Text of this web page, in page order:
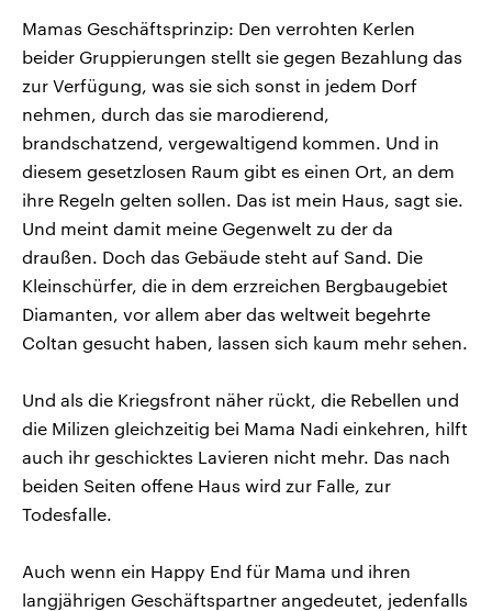
Mamas Geschäftsprinzip: Den verrohten Kerlen
beider Gruppierungen stellt sie gegen Bezahlung das
zur Verfügung, was sie sich sonst in jedem Dorf
nehmen, durch das sie marodierend,
brandschatzend, vergewaltigend kommen. Und in
diesem gesetzlosen Raum gibt es einen Ort, an dem
ihre Regeln gelten sollen. Das ist mein Haus, sagt sie.
Und meint damit meine Gegenwelt zu der da
draußen. Doch das Gebäude steht auf Sand. Die
Kleinschürfer, die in dem erzreichen Bergbaugebiet
Diamanten, vor allem aber das weltweit begehrte
Coltan gesucht haben, lassen sich kaum mehr sehen.
Und als die Kriegsfront näher rückt, die Rebellen und
die Milizen gleichzeitig bei Mama Nadi einkehren, hilft
auch ihr geschicktes Lavieren nicht mehr. Das nach
beiden Seiten offene Haus wird zur Falle, zur
Todesfalle.
Auch wenn ein Happy End für Mama und ihren
langjährigen Geschäftspartner angedeutet, jedenfalls